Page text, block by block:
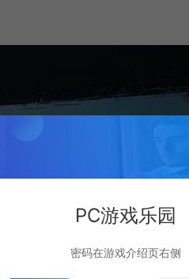
PC游戏乐园
密码在游戏介绍页右侧